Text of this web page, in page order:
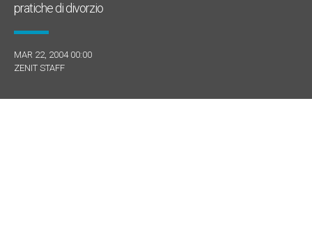
pratiche di divorzio
MAR 22, 2004 00:00
ZENIT STAFF